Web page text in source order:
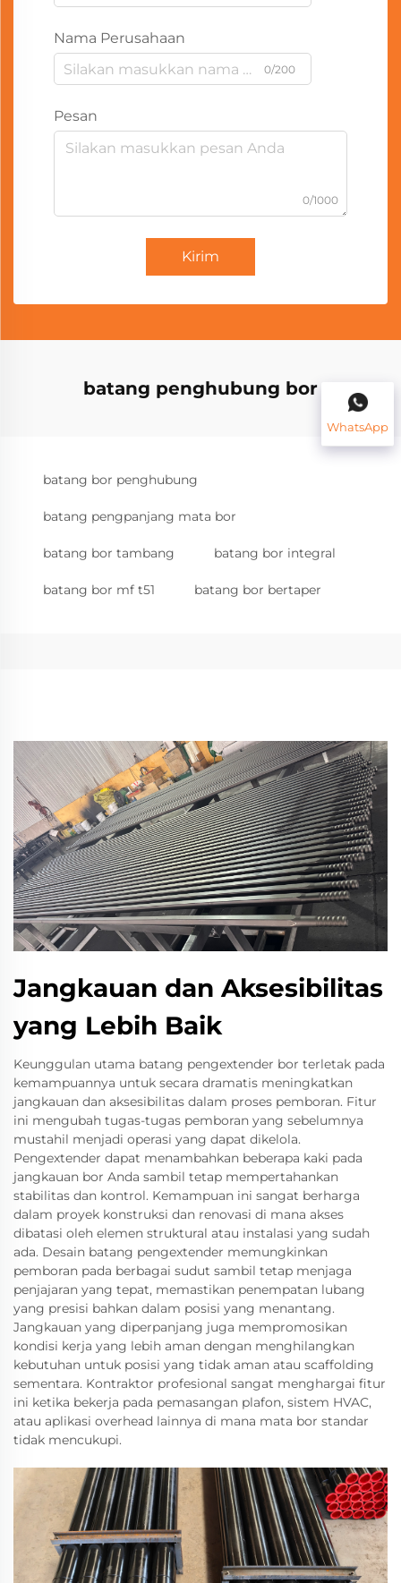
Nama Perusahaan
0/200
Pesan
0/1000
Kirim
batang penghubung bor
batang bor penghubung
batang pengpanjang mata bor
batang bor tambang batang bor integral
batang bor mf t51 batang bor bertaper
Jangkauan dan Aksesibilitas
yang Lebih Baik
Keunggulan utama batang pengextender bor terletak pada
kemampuannya untuk secara dramatis meningkatkan
jangkauan dan aksesibilitas dalam proses pemboran. Fitur
ini mengubah tugas-tugas pemboran yang sebelumnya
mustahil menjadi operasi yang dapat dikelola.
Pengextender dapat menambahkan beberapa kaki pada
jangkauan bor Anda sambil tetap mempertahankan
stabilitas dan kontrol. Kemampuan ini sangat berharga
dalam proyek konstruksi dan renovasi di mana akses
dibatasi oleh elemen struktural atau instalasi yang sudah
ada. Desain batang pengextender memungkinkan
pemboran pada berbagai sudut sambil tetap menjaga
penjajaran yang tepat, memastikan penempatan lubang
yang presisi bahkan dalam posisi yang menantang.
Jangkauan yang diperpanjang juga mempromosikan
kondisi kerja yang lebih aman dengan menghilangkan
kebutuhan untuk posisi yang tidak aman atau scaffolding
sementara. Kontraktor profesional sangat menghargai fitur
ini ketika bekerja pada pemasangan plafon, sistem HVAC,
atau aplikasi overhead lainnya di mana mata bor standar
tidak mencukupi.
WhatsApp